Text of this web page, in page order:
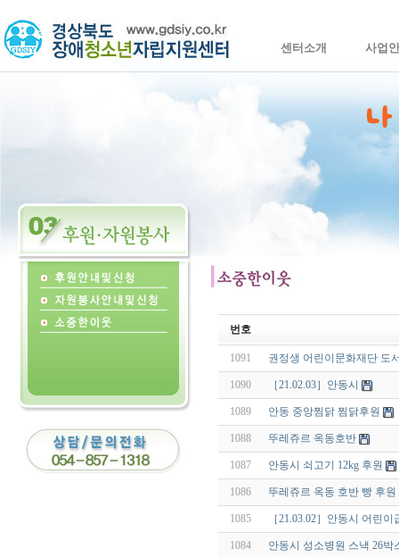
센터소개 사업
번호
1091 권정생 어린이문화재단 도
1090 ［21.02.03］안동시
1089 안동 중앙찜닭 찜닭후원
1088 뚜레쥬르 옥동호반
1087 안동시 쇠고기 12kg 후원
1086 뚜레쥬르 옥동 호반 빵 후원
1085 ［21.03.02］안동시 어린
1084 안동시 성소병원 스낵 26박